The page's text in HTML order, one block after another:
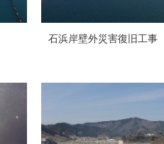
石浜岸壁外災害復旧工事